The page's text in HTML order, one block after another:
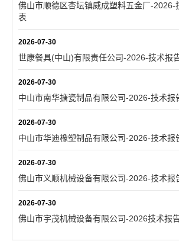
佛山市顺德区杏坛镇威成塑料五金厂-2026-
表
2026-07-30
世康餐具(中山)有限责任公司-2026-技术报
2026-07-30
中山市南华搪瓷制品有限公司-2026-技术报
2026-07-30
中山市华迪橡塑制品有限公司-2026-技术报
2026-07-30
佛山市义顺机械设备有限公司-2026-技术报
2026-07-30
佛山市宇茂机械设备有限公司-2026技术报